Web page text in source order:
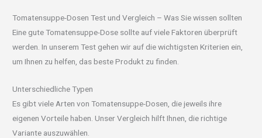
Tomatensuppe-Dosen Test und Vergleich – Was Sie wissen sollten
Eine gute Tomatensuppe-Dose sollte auf viele Faktoren überprüft
werden. In unserem Test gehen wir auf die wichtigsten Kriterien ein,
um Ihnen zu helfen, das beste Produkt zu finden.
Unterschiedliche Typen
Es gibt viele Arten von Tomatensuppe-Dosen, die jeweils ihre
eigenen Vorteile haben. Unser Vergleich hilft Ihnen, die richtige
Variante auszuwählen.